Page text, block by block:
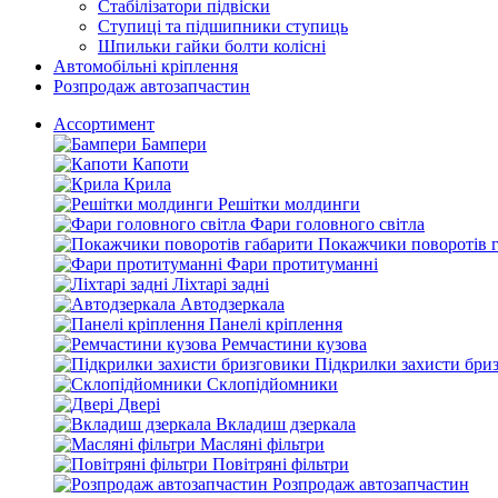
Стабілізатори підвіски
Ступиці та підшипники ступиць
Шпильки гайки болти колісні
Автомобільні кріплення
Розпродаж автозапчастин
Ассортимент
Бампери
Капоти
Крила
Решітки молдинги
Фари головного світла
Покажчики поворотів
Фари протитуманні
Ліхтарі задні
Автодзеркала
Панелі кріплення
Ремчастини кузова
Підкрилки захисти
Склопідйомники
Двері
Вкладиш дзеркала
Масляні фільтри
Повітряні фільтри
Розпродаж автозапчастин